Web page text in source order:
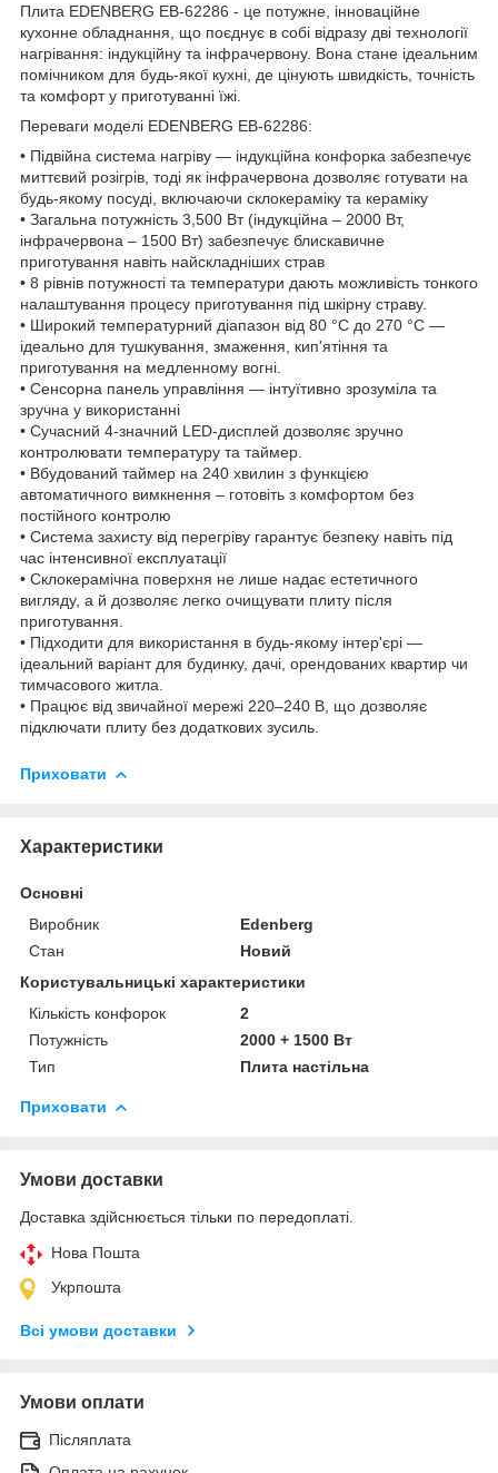
Плита EDENBERG EB-62286 - це потужне, інноваційне
кухонне обладнання, що поєднує в собі відразу дві технології
нагрівання: індукційну та інфрачервону. Вона стане ідеальним
помічником для будь-якої кухні, де цінують швидкість, точність
та комфорт у приготуванні їжі.
Переваги моделі EDENBERG EB-62286:
• Підвійна система нагріву — індукційна конфорка забезпечує
миттєвий розігрів, тоді як інфрачервона дозволяє готувати на
будь-якому посуді, включаючи склокераміку та кераміку
• Загальна потужність 3,500 Вт (індукційна – 2000 Вт,
інфрачервона – 1500 Вт) забезпечує блискавичне
приготування навіть найскладніших страв
• 8 рівнів потужності та температури дають можливість тонкого
налаштування процесу приготування під шкірну страву.
• Широкий температурний діапазон від 80 °C до 270 °C —
ідеально для тушкування, змаження, кип'ятіння та
приготування на медленному вогні.
• Сенсорна панель управління — інтуїтивно зрозуміла та
зручна у використанні
• Сучасний 4-значний LED-дисплей дозволяє зручно
контролювати температуру та таймер.
• Вбудований таймер на 240 хвилин з функцією
автоматичного вимкнення – готовіть з комфортом без
постійного контролю
• Система захисту від перегріву гарантує безпеку навіть під
час інтенсивної експлуатації
• Склокерамічна поверхня не лише надає естетичного
вигляду, а й дозволяє легко очищувати плиту після
приготування.
• Підходити для використання в будь-якому інтер'єрі —
ідеальний варіант для будинку, дачі, орендованих квартир чи
тимчасового житла.
• Працює від звичайної мережі 220–240 В, що дозволяє
підключати плиту без додаткових зусиль.
Приховати
Характеристики
Основні
Виробник
Edenberg
Стан
Новий
Користувальницькі характеристики
Кількість конфорок
2
Потужність
2000 + 1500 Вт
Тип
Плита настільна
Приховати
Умови доставки
Доставка здійснюється тільки по передоплаті.
Нова Пошта
Укрпошта
Всі умови доставки
Умови оплати
Післяплата